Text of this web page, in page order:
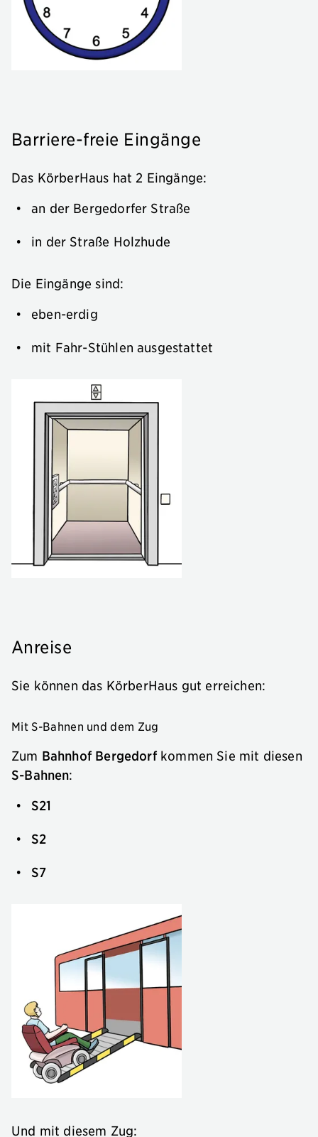
Barriere-freie Eingänge
Das KörberHaus hat 2 Eingänge:
an der Bergedorfer Straße
in der Straße Holzhude
Die Eingänge sind:
eben-erdig
mit Fahr-Stühlen ausgestattet
Anreise
Sie können das KörberHaus gut erreichen:
Mit S-Bahnen und dem Zug
Zum Bahnhof Bergedorfkommen Sie mit diesen
S-Bahnen:
S21
S2
S7
Und mit diesem Zug: